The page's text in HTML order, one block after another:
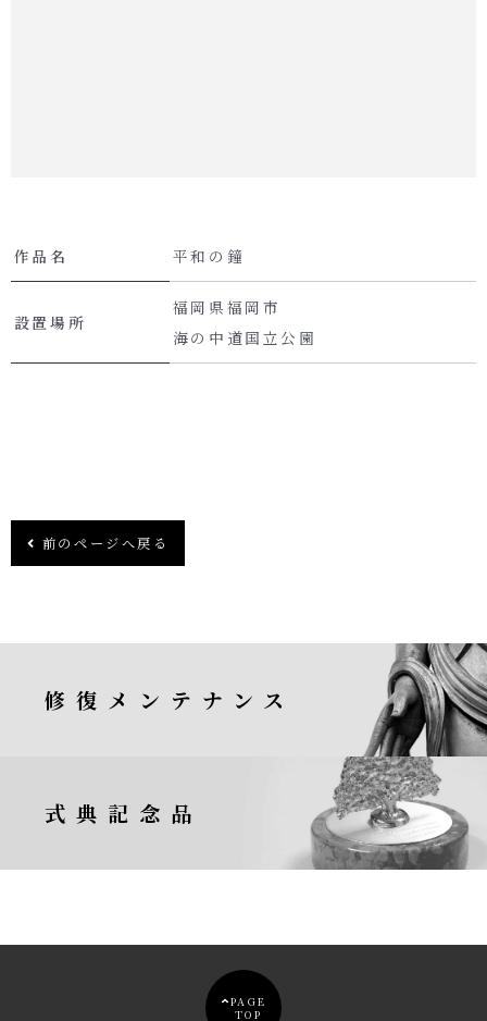
作品名 平和の鐘
設置場所
福岡県福岡市
海の中道国立公園
前のページへ戻る
修復メンテナンス
式典記念品
PAGE
TOP